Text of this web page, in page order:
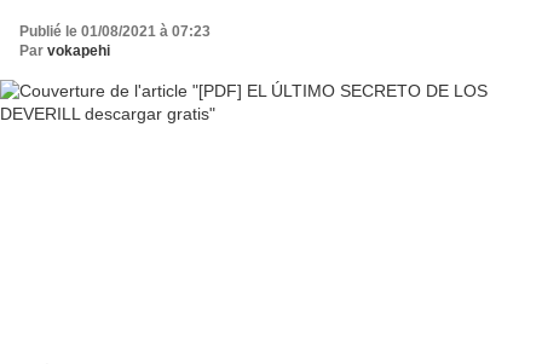
Publié le 01/08/2021 à 07:23
Par vokapehi